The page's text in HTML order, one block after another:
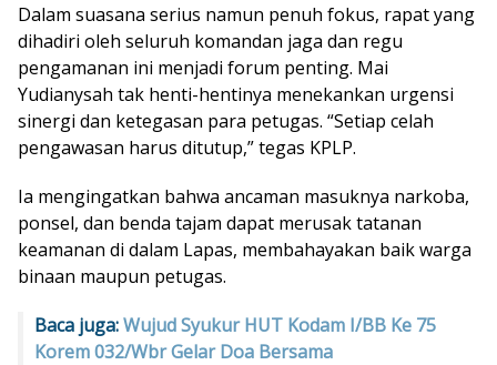
Dalam suasana serius namun penuh fokus, rapat yang
dihadiri oleh seluruh komandan jaga dan regu
pengamanan ini menjadi forum penting. Mai
Yudianysah tak henti-hentinya menekankan urgensi
sinergi dan ketegasan para petugas. “Setiap celah
pengawasan harus ditutup,” tegas KPLP.
Ia mengingatkan bahwa ancaman masuknya narkoba,
ponsel, dan benda tajam dapat merusak tatanan
keamanan di dalam Lapas, membahayakan baik warga
binaan maupun petugas.
Baca juga:Wujud Syukur HUT Kodam I/BB Ke 75
Korem 032/Wbr Gelar Doa Bersama